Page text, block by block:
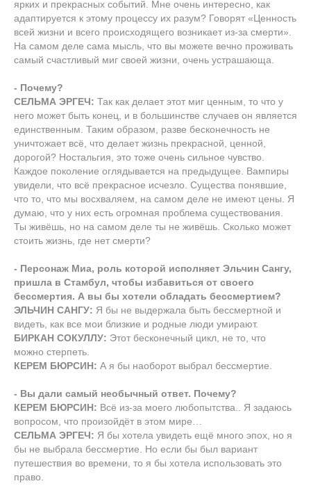
ярких и прекрасных событий. Мне очень интересно, как
адаптируется к этому процессу их разум? Говорят «Ценность
всей жизни и всего происходящего возникает из-за смерти».
На самом деле сама мысль, что вы можете вечно проживать
самый счастливый миг своей жизни, очень устрашающа.
- Почему?
СЕЛЬМА ЭРГЕЧ: Так как делает этот миг ценным, то что у
него может быть конец, и в большинстве случаев он является
единственным. Таким образом, разве бесконечность не
уничтожает всё, что делает жизнь прекрасной, ценной,
дорогой? Ностальгия, это тоже очень сильное чувство.
Каждое поколение оглядывается на предыдущее. Вампиры
увидели, что всё прекрасное исчезло. Существа понявшие,
что то, что мы восхваляем, на самом деле не имеют цены. Я
думаю, что у них есть огромная проблема существования.
Ты живёшь, но на самом деле ты не живёшь. Сколько может
стоить жизнь, где нет смерти?
- Персонаж Миа, роль которой исполняет Эльчин Сангу,
пришла в Стамбул, чтобы избавиться от своего
бессмертия. А вы бы хотели обладать бессмертием?
ЭЛЬЧИН САНГУ: Я бы не выдержала быть бессмертной и
видеть, как все мои близкие и родные люди умирают.
БИРКАН СОКУЛЛУ: Этот бесконечный цикл, не то, что
можно стерпеть.
КЕРЕМ БЮРСИН: А я бы наоборот выбрал бессмертие.
- Вы дали самый необычный ответ. Почему?
КЕРЕМ БЮРСИН: Всё из-за моего любопытства.. Я задаюсь
вопросом, что произойдёт в этом мире…
СЕЛЬМА ЭРГЕЧ: Я бы хотела увидеть ещё много эпох, но я
бы не выбрала бессмертие. Но если бы был вариант
путешествия во времени, то я бы хотела использовать это
право.